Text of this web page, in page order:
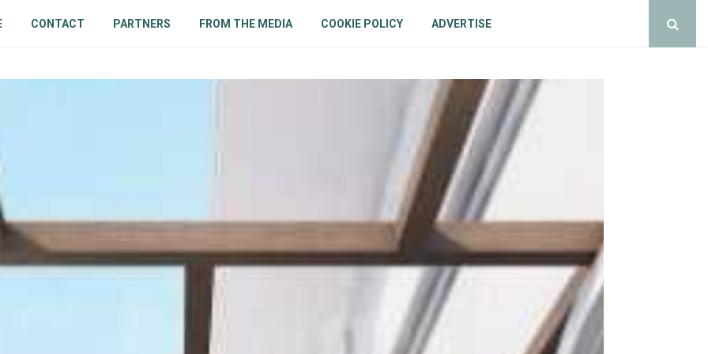
CONTACT PARTNERS FROM THE MEDIA COOKIE POLICY ADVERTISE